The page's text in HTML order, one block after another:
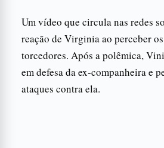
Um vídeo que circula nas redes
reação de Virginia ao perceber
torcedores. Após a polêmica,
em defesa da ex-companheira e
ataques contra ela.